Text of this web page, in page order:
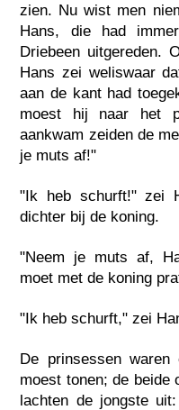
zien. Nu wist men
Hans, die had
Driebeen uitgereden.
Hans zei weliswaar
aan de kant had
moest hij naar het
aankwam zeiden de
je muts af!"
"Ik heb schurft!" zei
dichter bij de koning.
"Neem je muts af,
moet met de koning
"Ik heb schurft," zei
De prinsessen
moest tonen; de beide
lachten de jongste